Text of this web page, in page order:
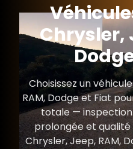
Chrysler,
Choisissez un
RAM, Dodge et Fiat
totale —
prolongée et
Chrysler, Jeep, RAM,